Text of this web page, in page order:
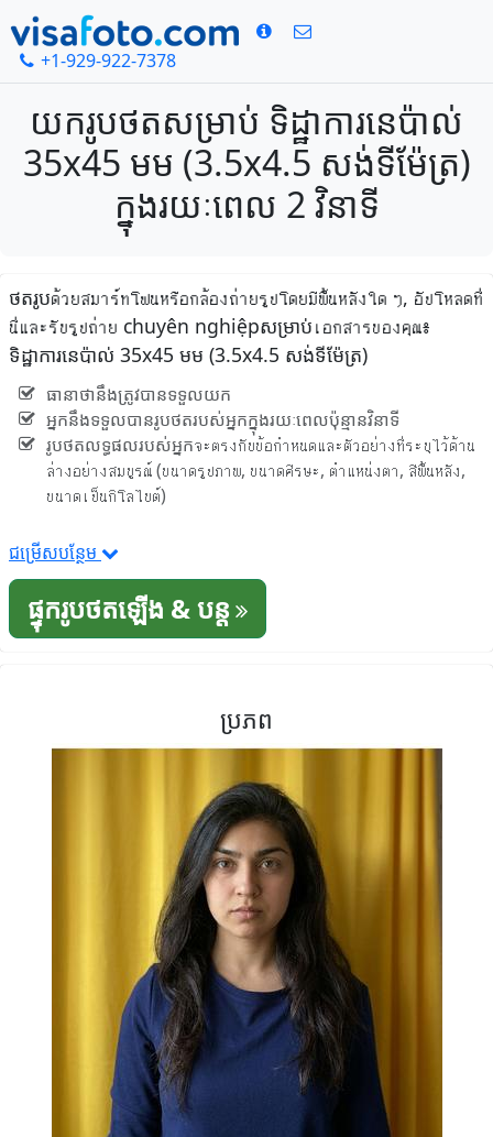
+1-929-922-7378
យករូបថតសម្រាប់ ទិដ្ឋាការនេប៉ាល់
35x45 មម (3.5x4.5 សង់ទីម៉ែត្រ)
ក្នុងរយៈពេល 2 វិនាទី
ថតរូបด้วยสมาร์ทโฟนหรือกล้องถ่ายรูปโดยมีพื้นหลังใด ๆ, อัปโหลดที่
นี่และรับรูปถ่าย chuyên nghiệpសម្រាប់เอกสารของคุณ៖
ទិដ្ឋាការនេប៉ាល់ 35x45 មម (3.5x4.5 សង់ទីម៉ែត្រ)
ធានាថានឹងត្រូវបានទទួលយក
អ្នកនឹងទទួលបានរូបថតរបស់អ្នកក្នុងរយៈពេលប៉ុន្មានវិនាទី
រូបថតលទ្ធផលរបស់អ្នកจะตรงกับข้อกำหนดและตัวอย่างที่ระบุไว้ด้าน
ล่างอย่างสมบูรณ์ (ขนาดรูปภาพ, ขนาดศีรษะ, ตำแหน่งตา, สีพื้นหลัง,
ขนาดเป็นกิโลไบต์)
ជម្រើសបន្ថែម
ផ្ទុករូបថតឡើង & បន្ត
ប្រភព